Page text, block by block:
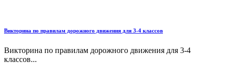
Викторина по правилам дорожного движения для 3-4 классов
Викторина по правилам дорожного движения для 3-4
классов...